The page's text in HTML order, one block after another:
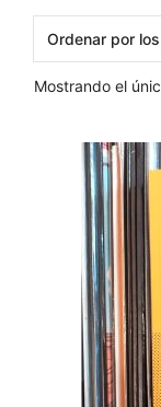
Mostrando el